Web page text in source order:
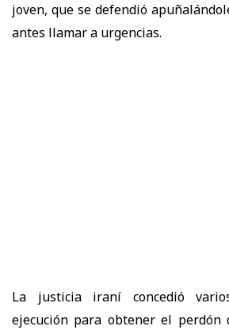
joven, que se defendió
antes llamar a urgencias.
La justicia iraní concedió
ejecución para obtener el